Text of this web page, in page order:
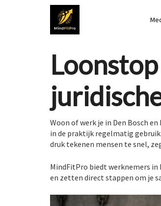
Woon of werk je in Den Bosch
in de praktijk regelmatig
druk tekenen mensen te snel,
MindFitPro biedt werknemers
en zetten direct stappen om je